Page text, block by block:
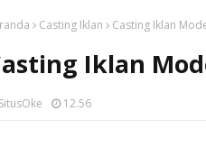
Casting Iklan Casting Iklan
Iklan
SitusOke 12.56